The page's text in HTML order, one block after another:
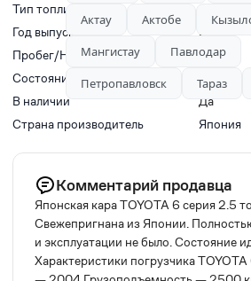
Тип топлива
Не
Год выпуска
2004
Пробег/Наработки двигателя
0
Состояние
Новый
В наличии
Да
Страна производитель
Япония
Комментарий продавца
Японская кара TOYOTA 6 серия 2.5
Свежепригнана из Японии.
и эксплуатации не было. Состояние
Характеристики погрузчика
Актау
Актобе
Мангистау
Павлодар
Петропавловск
Тараз